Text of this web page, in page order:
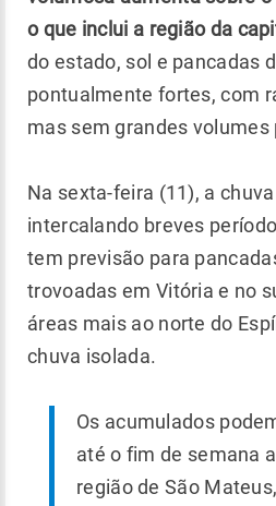
o que inclui a região da
do estado, sol e pancadas
pontualmente fortes, com
mas sem grandes volumes
Na sexta-feira (11), a
intercalando breves
tem previsão para
trovoadas em Vitória e no
áreas mais ao norte do
chuva isolada.
Os acumulados
até o fim de semana
região de São